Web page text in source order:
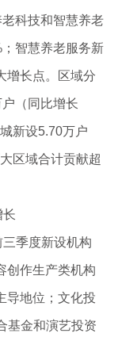
科技和智慧养老
智慧养老服务新
增长点。区域分
（同比增长
新设5.70万户
区域合计贡献超
长
季度新设机构
创作生产类机构
导地位；文化投
基金和演艺投资